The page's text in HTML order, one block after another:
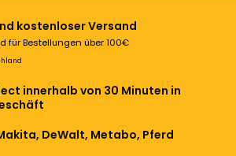
kostenloser Versand
für Bestellungen über 100€
innerhalb von 30 Minuten in
DeWalt, Metabo, Pferd